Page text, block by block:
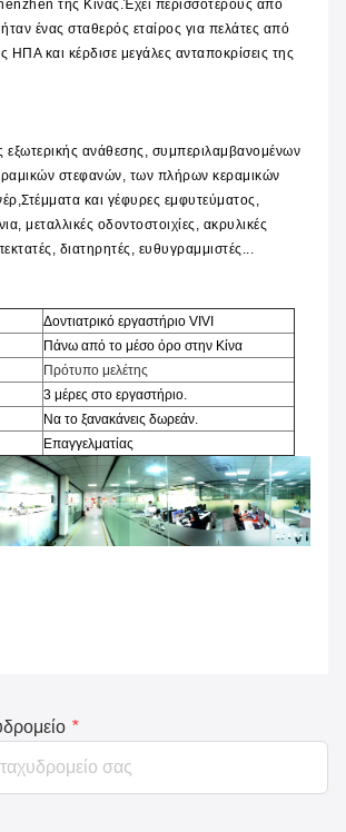
της Κίνας.Έχει περισσότερους από
ένας σταθερός εταίρος για πελάτες από
ΗΠΑ και κέρδισε μεγάλες ανταποκρίσεις της
εξωτερικής ανάθεσης, συμπεριλαμβανομένων
στεφανών, των πλήρων κεραμικών
και γέφυρες εμφυτεύματος,
μεταλλικές οδοντοστοιχίες, ακρυλικές
διατηρητές, ευθυγραμμιστές...
Δοντιατρικό εργαστήριο VIVI
Πάνω από το μέσο όρο στην Κίνα
Πρότυπο μελέτης
3 μέρες στο εργαστήριο.
Να το ξανακάνεις δωρεάν.
Επαγγελματίας
*